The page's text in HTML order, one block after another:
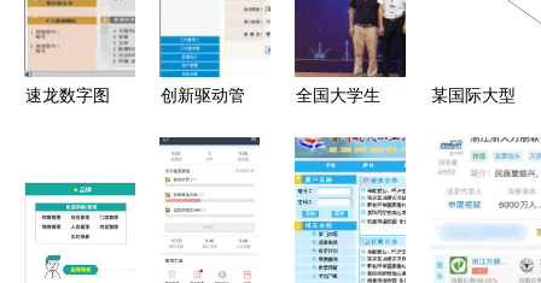
析——以苏
州信息职业
技术学院为
速龙数字图
发的创新实
践
创新驱动管
学外教院教
学与科研工
作量管理系
统的开发实
全国大学生
赛华东赛区
竞赛我校获
佳绩
某国际大型
产品开发流
程内部汇报
版 数字化
转型对教育